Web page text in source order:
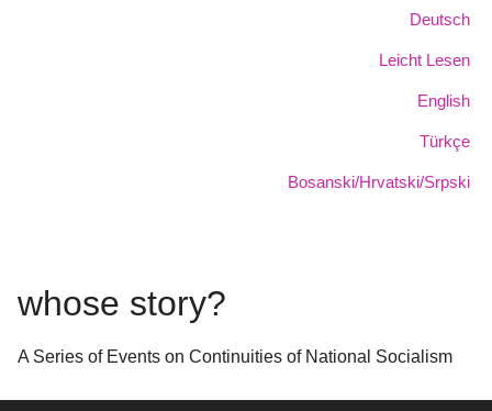
Deutsch
Leicht Lesen
English
Türkçe
Bosanski/Hrvatski/Srpski
whose story?
A Series of Events on Continuities of National Socialism